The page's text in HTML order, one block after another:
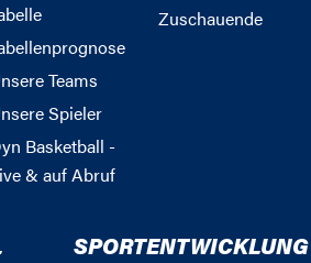
Teams
Spieler
Basketball -
& auf Abruf
Zuschauende
SPORTENTWICKLUNG